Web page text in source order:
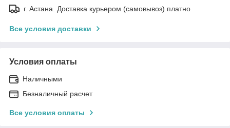
г. Астана. Доставка курьером (самовывоз) платно
Все условия доставки
Условия оплаты
Наличными
Безналичный расчет
Все условия оплаты